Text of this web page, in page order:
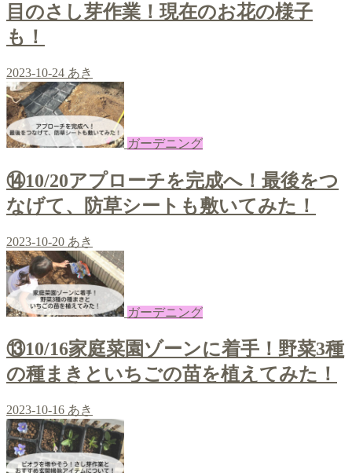
目のさし芽作業！現在のお花の様子
も！
2023-10-24 あき
ガーデニング
⑭10/20アプローチを完成へ！最後をつ
なげて、防草シートも敷いてみた！
2023-10-20 あき
ガーデニング
⑬10/16家庭菜園ゾーンに着手！野菜3種
の種まきといちごの苗を植えてみた！
2023-10-16 あき